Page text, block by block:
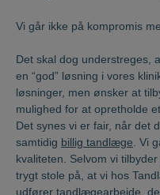
Vi går ikke på kompromis
Det skal dog understreges,
en “god” løsning i vores
løsninger, men ønsker at
mulighed for at opretholde
Det synes vi er fair, når det
samtidig billig tandlæge . Vi
kvaliteten. Selvom vi
trygt stole på, at vi hos
udfører tandlægearbejde,